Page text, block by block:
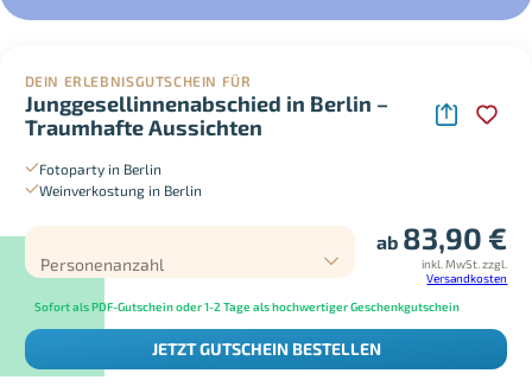
DEIN ERLEBNISGUTSCHEIN FÜR
Junggesellinnenabschied in Berlin –
Traumhafte Aussichten
Fotoparty in Berlin
Weinverkostung in Berlin
Personenanzahl
ab 83,90 €
inkl. MwSt. zzgl.
Versandkosten
Sofort als PDF-Gutschein oder 1-2 Tage als hochwertiger Geschenkgutschein
JETZT GUTSCHEIN BESTELLEN